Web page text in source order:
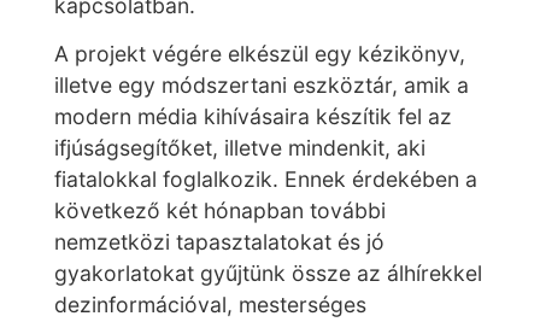
kapcsolatban.
A projekt végére elkészül egy kézikönyv,
illetve egy módszertani eszköztár, amik a
modern média kihívásaira készítik fel az
ifjúságsegítőket, illetve mindenkit, aki
fiatalokkal foglalkozik. Ennek érdekében a
következő két hónapban további
nemzetközi tapasztalatokat és jó
gyakorlatokat gyűjtünk össze az álhírekkel
dezinformációval, mesterséges